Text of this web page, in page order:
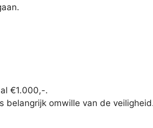
€1.000,-.
belangrijk omwille van de